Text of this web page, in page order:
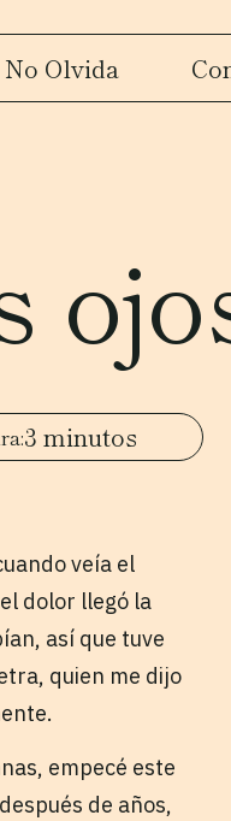
Olvida
3 minutos
veía el
dolor llegó la
así que tuve
quien me dijo
empecé este
de años,